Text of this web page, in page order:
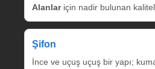
Alanlariçin nadir bulunan
Şifon
İnce ve uçuş uçuş bir yapı;